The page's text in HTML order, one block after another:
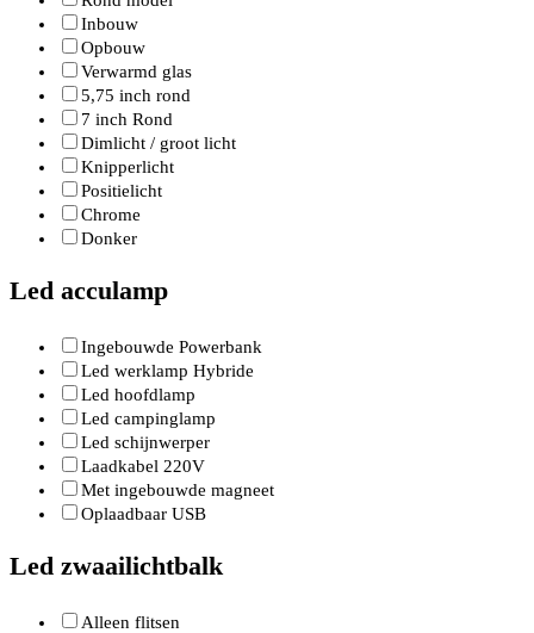
Inbouw
Opbouw
Verwarmd glas
5,75 inch rond
7 inch Rond
Dimlicht / groot licht
Knipperlicht
Positielicht
Chrome
Donker
Led acculamp
Ingebouwde Powerbank
Led werklamp Hybride
Led hoofdlamp
Led campinglamp
Led schijnwerper
Laadkabel 220V
Met ingebouwde magneet
Oplaadbaar USB
Led zwaailichtbalk
Alleen flitsen